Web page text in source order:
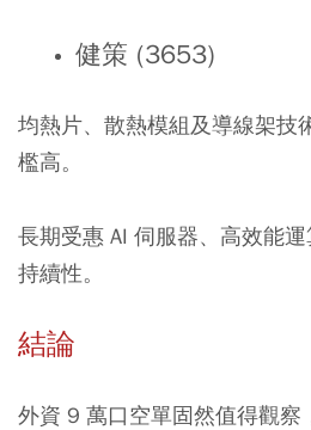
健策 (3653)
均熱片、散熱模組及導線架技
檻高。
長期受惠 AI 伺服器、高效能
持續性。
結論
外資 9 萬口空單固然值得觀察